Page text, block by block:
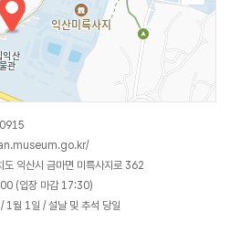
에 기여하고 있다.
도 익산시 금마면 미륵사지로 362
(입장 마감 17:30)
1월 1일 / 설날 및 추석 당일